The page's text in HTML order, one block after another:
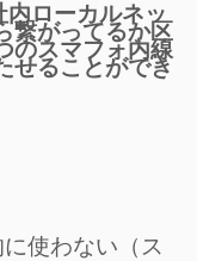
ローカルネッ
繋がってるか区
のスマフォ内線
せることができ
使わない（ス